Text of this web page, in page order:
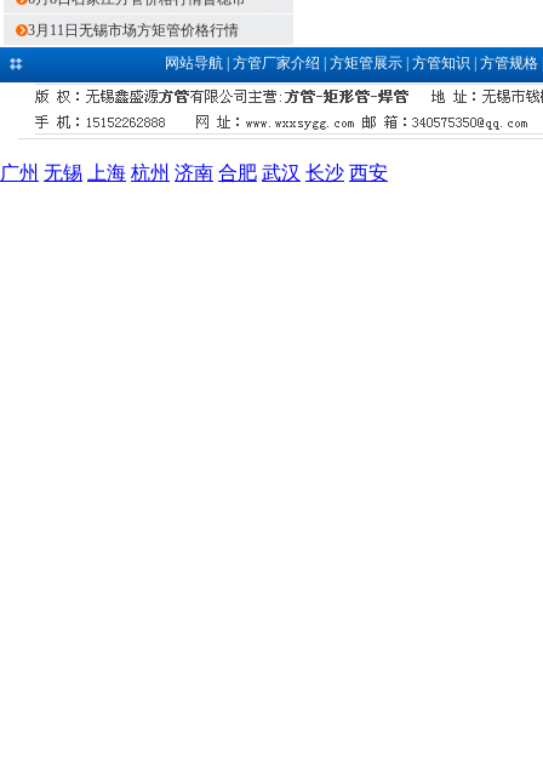
3月11日无锡市场方矩管价格行情
网站导航| 方管厂家介绍 方矩管展示| 方管知识 方管规格
广州 无锡 上海 杭州 济南 合肥 武汉 长沙 西安